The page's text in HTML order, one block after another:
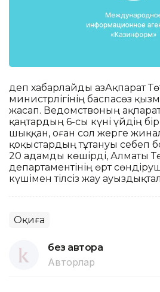
деп хабарлайды ҚазАқпарат
министрлігінің баспасөз
жасап. Ведомствоның
қаңтардың 6-сы күні үйдің
шыққан, оған сол жерге
қоқыстардың тұтануы себеп
20 адамды көшірді, Алматы
департаментінің өрт
күшімен тілсіз жау
Оқиға
без автора
Авторлар